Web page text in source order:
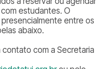
estudantes. O
entre os
abaixo.
contato com a Secretaria